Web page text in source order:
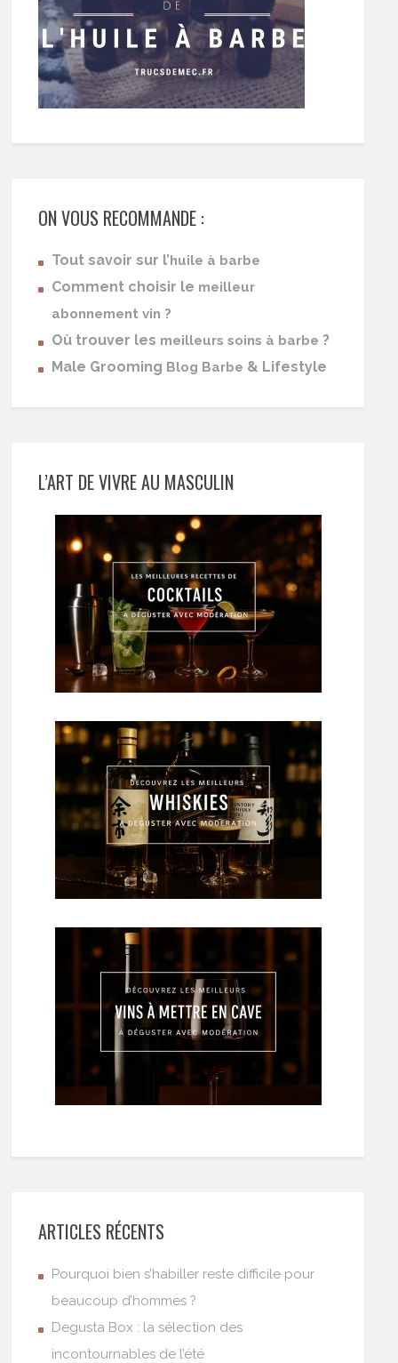
ON VOUS RECOMMANDE :
Tout savoir sur l’huile à barbe
Comment choisir le meilleur
abonnement vin ?
Où trouver les meilleurs soins à barbe ?
Male Grooming Blog Barbe & Lifestyle
L’ART DE VIVRE AU MASCULIN
ARTICLES RÉCENTS
Pourquoi bien s’habiller reste difficile pour
beaucoup d’hommes ?
Degusta Box : la sélection des
incontournables de l’été